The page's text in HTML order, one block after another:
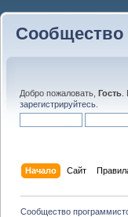
Сообщество
Добро пожаловать, Гость
зарегистрируйтесь
Начало Сайт
Сообщество